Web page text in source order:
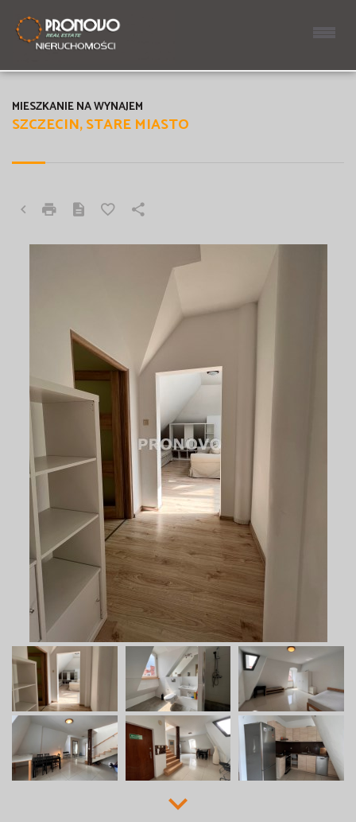
SZCZECIN, STARE MIASTO
MIESZKANIE NA WYNAJEM